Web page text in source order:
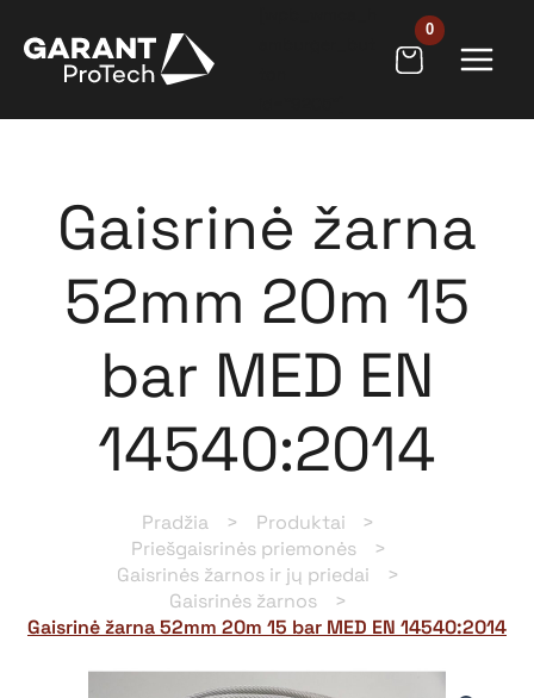
prie
Gaisrinė žarna
52mm 20m 15
bar MED EN
14540:2014
Pradžia
Produktai
Priešgaisrinės priemonės
Gaisrinės žarnos ir jų priedai
Gaisrinės žarnos
Gaisrinė žarna 52mm 20m 15 bar MED EN 14540:2014